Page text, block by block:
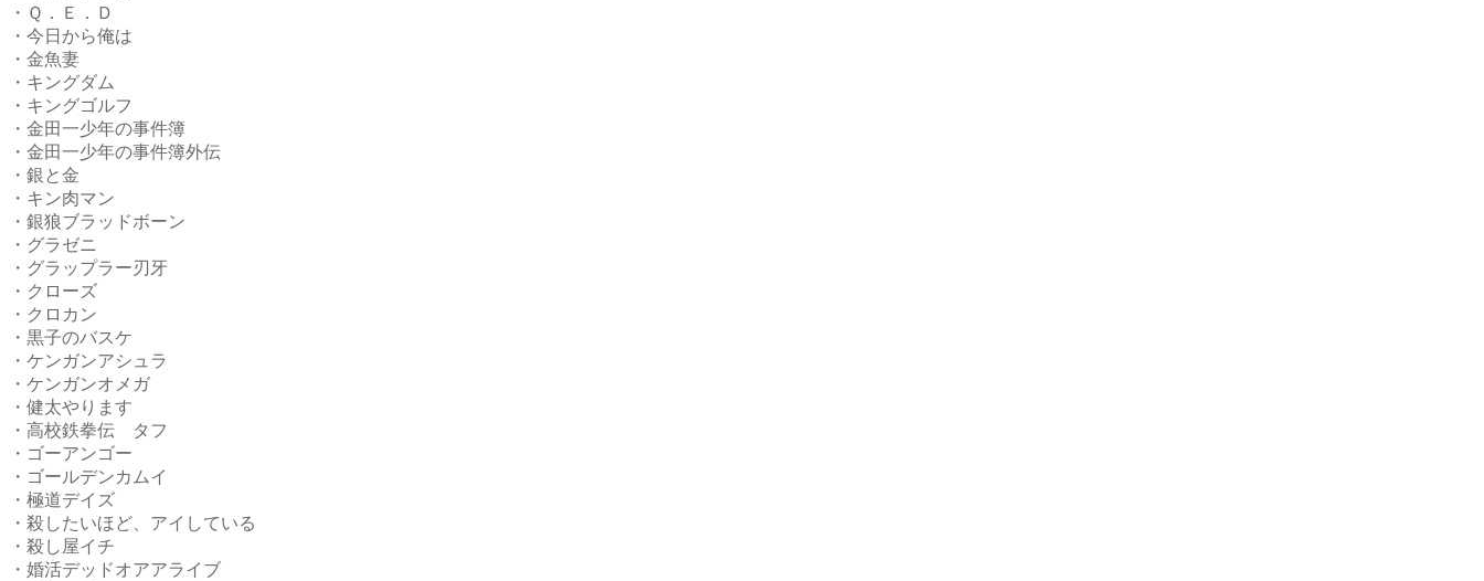
・Ｑ．Ｅ．Ｄ
・今日から俺は
・金魚妻
・キングダム
・キングゴルフ
・金田一少年の事件簿
・金田一少年の事件簿外伝
・銀と金
・キン肉マン
・銀狼ブラッドボーン
・グラゼニ
・グラップラー刃牙
・クローズ
・クロカン
・黒子のバスケ
・ケンガンアシュラ
・ケンガンオメガ
・健太やります
・高校鉄拳伝 タフ
・ゴーアンゴー
・ゴールデンカムイ
・極道デイズ
・殺したいほど、アイしている
・殺し屋イチ
・婚活デッドオアアライブ